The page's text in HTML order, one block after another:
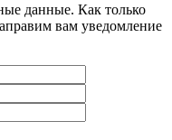
данные. Как только
вам уведомление